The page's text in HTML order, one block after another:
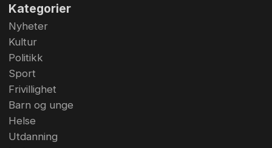
Kategorier
Nyheter
Kultur
Politikk
Sport
Frivillighet
Barn og unge
Helse
Utdanning